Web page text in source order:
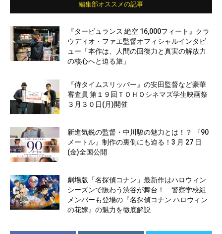
編集部オススメの記事
『タービュランス 絶空 16,000フィート』クラ
ウディオ・ファエ監督オフィシャルインタビ
ュー「本作は、人間の回復力と真実の解放力
の核心へと迫る旅」
『侍タイムスリッパー』の安田監督など豪華
審査員 第１９回ＴＯＨＯシネマズ学生映画祭
３月３０日(月)開催
新進気鋭の監督・中川駿の魅力とは！？ 『90
メートル』制作の裏側にも迫る！3 月 27 日
(金)全国公開
劇場版「名探偵コナン」最新作はハロウィン
シーズンで賑わう渋谷が舞台！ 警察学校組
メンバーも登場の『名探偵コナン ハロウィン
の花嫁』の魅力を徹底解説